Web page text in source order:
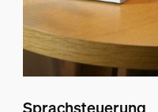
Sprachsteuerung